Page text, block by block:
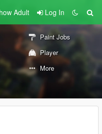
Adult Log In
Paint Jobs
Player
More